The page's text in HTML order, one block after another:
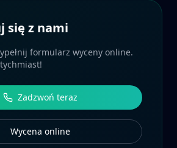
się z nami
formularz wyceny online.
Zadzwoń teraz
Wycena online